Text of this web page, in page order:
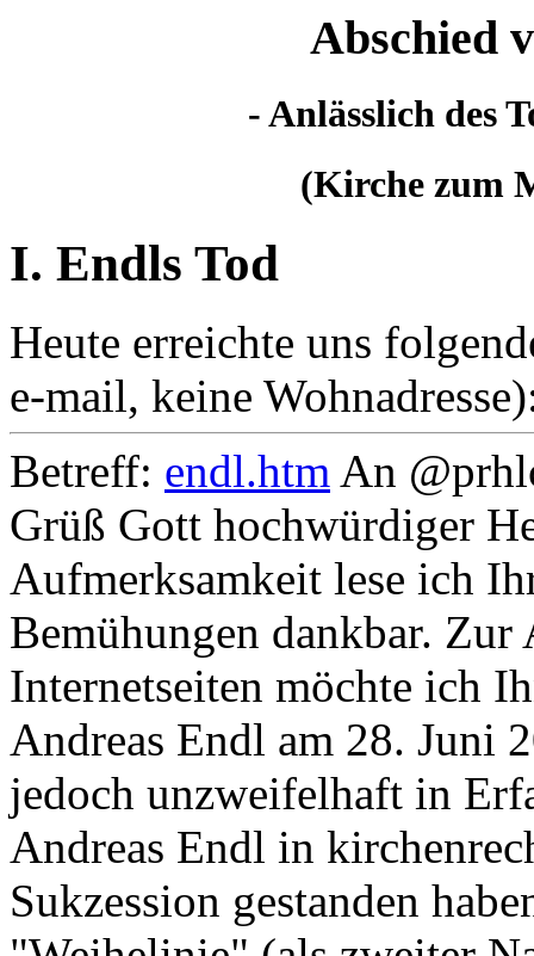
Abschied
- Anlässlich des
(Kirche zum
I. Endls Tod
Heute erreichte uns
e-mail, keine
Betreff: endl.htm An
Grüß Gott hochwürdiger
Aufmerksamkeit lese ich
Bemühungen dankbar.
Internetseiten möchte ich
Andreas Endl am 28. Juni
jedoch unzweifelhaft in
Andreas Endl in
Sukzession gestanden